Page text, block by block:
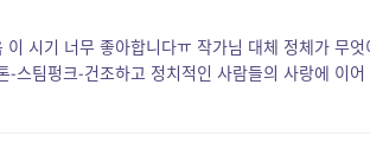
이 시기 너무 좋아합니다ㅠ 작가님 대체 정체가 무
-스팀펑크-건조하고 정치적인 사람들의 사랑에 이